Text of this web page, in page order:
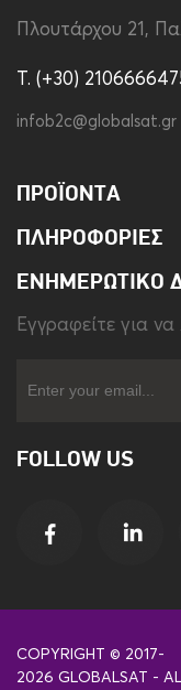
Πλουτάρχου 21,
T. (+30)
infob2c@globalsat.gr
ΠΡΟΪΌΝΤΑ
ΠΛΗΡΟΦΟΡΊΕΣ
ΕΝΗΜΕΡΩΤΙΚΌ
Eγγραφείτε για
FOLLOW US
COPYRIGHT © 2017-
2026 GLOBALSAT -